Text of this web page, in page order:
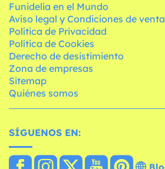
Funidelia en el Mundo
Aviso legal y Condiciones de venta
Política de Privacidad
Política de Cookies
Derecho de desistimiento
Zona de empresas
Sitemap
Quiénes somos
SÍGUENOS EN: